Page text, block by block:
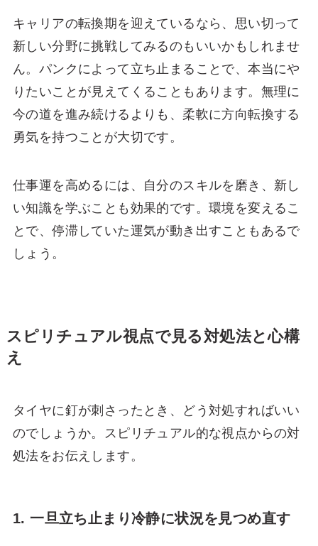
キャリアの転換期を迎えているなら、思い切って
新しい分野に挑戦してみるのもいいかもしれませ
ん。パンクによって立ち止まることで、本当にや
りたいことが見えてくることもあります。無理に
今の道を進み続けるよりも、柔軟に方向転換する
勇気を持つことが大切です。
仕事運を高めるには、自分のスキルを磨き、新し
い知識を学ぶことも効果的です。環境を変えるこ
とで、停滞していた運気が動き出すこともあるで
しょう。
スピリチュアル視点で見る対処法と心構
え
タイヤに釘が刺さったとき、どう対処すればいい
のでしょうか。スピリチュアル的な視点からの対
処法をお伝えします。
1. 一旦立ち止まり冷静に状況を見つめ直す